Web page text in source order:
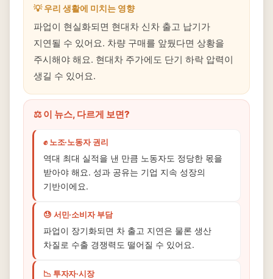
💡 우리 생활에 미치는 영향
파업이 현실화되면 현대차 신차 출고 납기가
지연될 수 있어요. 차량 구매를 앞뒀다면 상황을
주시해야 해요. 현대차 주가에도 단기 하락 압력이
생길 수 있어요.
⚖️ 이 뉴스, 다르게 보면?
✊ 노조·노동자 권리
역대 최대 실적을 낸 만큼 노동자도 정당한 몫을
받아야 해요. 성과 공유는 기업 지속 성장의
기반이에요.
😓 서민·소비자 부담
파업이 장기화되면 차 출고 지연은 물론 생산
차질로 수출 경쟁력도 떨어질 수 있어요.
📉 투자자·시장